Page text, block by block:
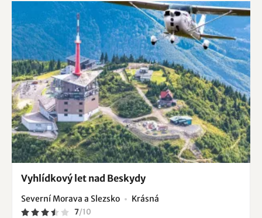
Vyhlídkový let nad Beskydy
Severní Morava a Slezsko Krásná
7/10